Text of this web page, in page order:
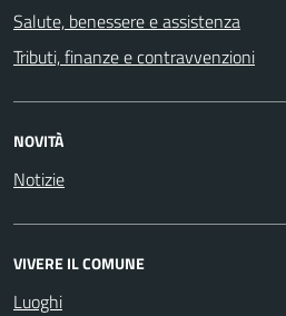
Salute, benessere e assistenza
Tributi, finanze e contravvenzioni
NOVITÀ
Notizie
VIVERE IL COMUNE
Luoghi